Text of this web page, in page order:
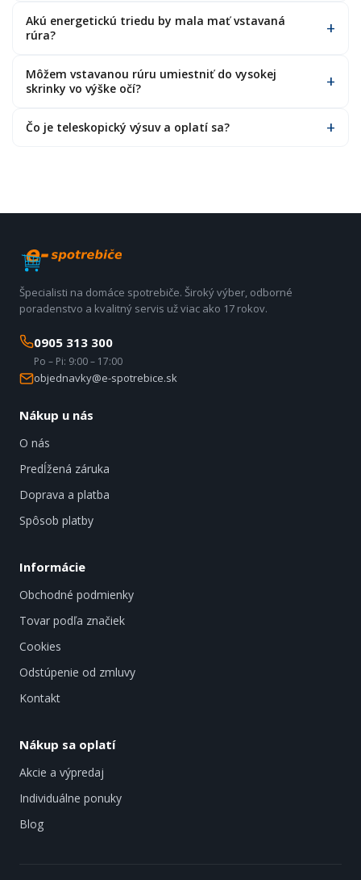
Akú energetickú triedu by mala mať vstavaná
rúra?
Môžem vstavanou rúru umiestniť do vysokej
skrinky vo výške očí?
Čo je teleskopický výsuv a oplatí sa?
Špecialisti na domáce spotrebiče. Široký výber, odborné
poradenstvo a kvalitný servis už viac ako 17 rokov.
0905 313 300
Po – Pi: 9:00 – 17:00
objednavky@e-spotrebice.sk
Nákup u nás
O nás
Predĺžená záruka
Doprava a platba
Spôsob platby
Informácie
Obchodné podmienky
Tovar podľa značiek
Cookies
Odstúpenie od zmluvy
Kontakt
Nákup sa oplatí
Akcie a výpredaj
Individuálne ponuky
Blog